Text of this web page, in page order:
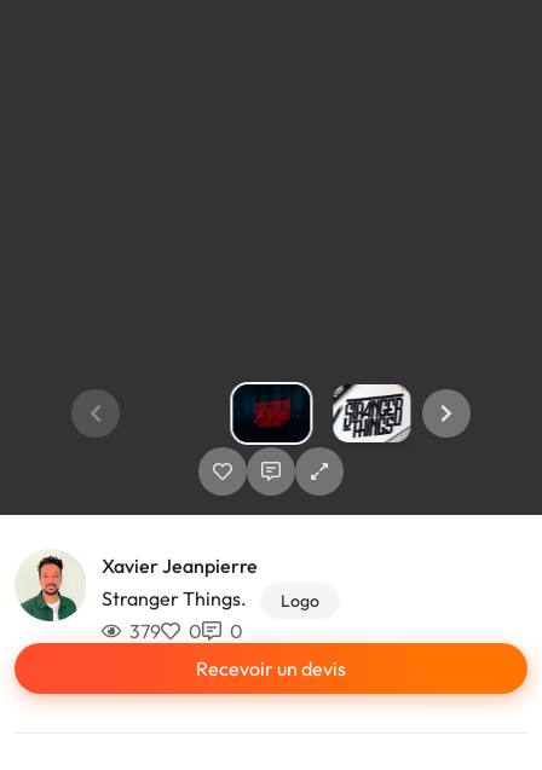
Xavier Jeanpierre
Stranger Things.
Logo
379 0
0
Recevoir un devis